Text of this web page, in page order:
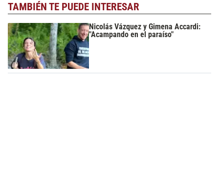
TAMBIÉN TE PUEDE INTERESAR
Nicolás Vázquez y Gimena Accardi:
"Acampando en el paraíso"